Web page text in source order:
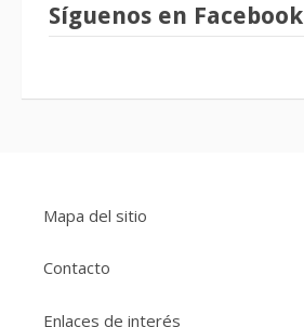
Síguenos en Facebook
Mapa del sitio
Contacto
Enlaces de interés